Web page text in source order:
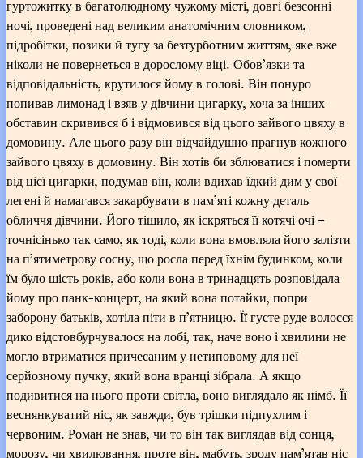
гуртожитку в багатолюдному чужому місті, довгі безсонні
ночі, проведені над великим анатомічним словником,
підробітки, позики й тугу за безтурботним життям, яке вже
ніколи не повернеться в дорослому віці. Обов’язки та
відповідальність, крутилося йому в голові. Він понуро
попивав лимонад і взяв у дівчини цигарку, хоча за інших
обставин скривився б і відмовився від цього зайвого цвяху в
домовину. Але цього разу він відчайдушно прагнув кожного
зайвого цвяху в домовину. Він хотів би зблюватися і померти
від цієї цигарки, подумав він, коли вдихав їдкий дим у свої
легені й намагався закарбувати в пам’яті кожну деталь
обличчя дівчини. Його тішило, як іскряться її котячі очі –
точнісінько так само, як тоді, коли вона вмовляла його залізти
на п’ятиметрову сосну, що росла перед їхнім будинком, коли
їм було шість років, або коли вона в тринадцять розповідала
йому про панк-концерт, на який вона потайки, попри
заборону батьків, хотіла піти в п’ятницю. Її густе руде волосся
дико відстовбурчувалося на лобі, так, наче воно і хвилини не
могло втриматися причесаним у нетиповому для неї
серйозному пучку, який вона вранці зібрала. А якщо
подивитися на нього проти світла, воно виглядало як німб. Її
веснянкуватий ніс, як завжди, був трішки підпухлим і
червоним. Роман не знав, чи то він так виглядав від сонця,
морозу, чи хвилювання, проте він, мабуть, зроду пам’ятав ніс